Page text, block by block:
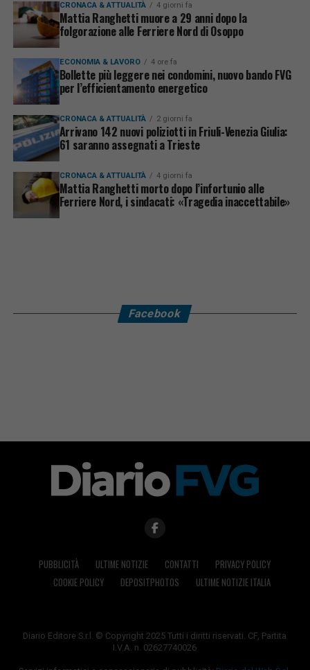
CRONACA & ATTUALITÀ 4 giorni fa
Mattia Ranghetti muore a 29 anni dopo la
folgorazione alle Ferriere Nord di Osoppo
ECONOMIA & LAVORO 4 ore fa
Bollette più leggere nei condomini, nuovo bando FVG
per l’efficientamento energetico
CRONACA & ATTUALITÀ 2 giorni fa
Arrivano 142 nuovi poliziotti in Friuli-Venezia Giulia:
61 saranno assegnati a Trieste
CRONACA & ATTUALITÀ 4 giorni fa
Mattia Ranghetti morto dopo l’infortunio alle
Ferriere Nord, i sindacati: «Tragedia inaccettabile»
Facebook
PUBBLICITÀ ULTIME NOTIZIE CONTATTI
PRIVACY POLICY
COOKIE POLICY
DEPOSITPHOTOS ULTIME NOTIZIE ITALIA
Diario Editore S.r.l. © Copyright 2025 Tutti i diritti riservati. CF, Partita
I.V.A. n. 02627740026